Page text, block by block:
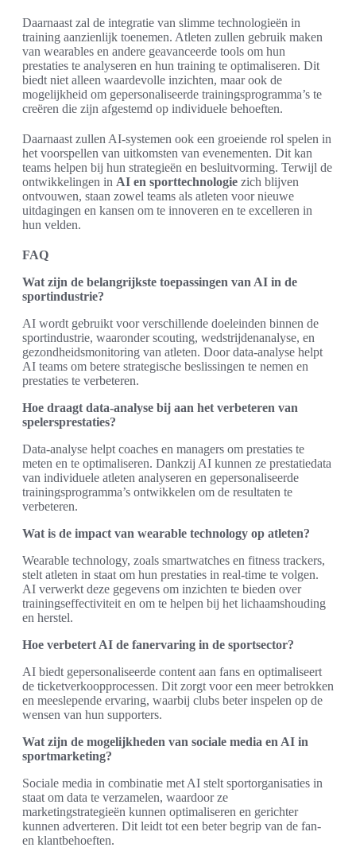
Daarnaast zal de integratie van slimme technologieën in
training aanzienlijk toenemen. Atleten zullen gebruik maken
van wearables en andere geavanceerde tools om hun
prestaties te analyseren en hun training te optimaliseren. Dit
biedt niet alleen waardevolle inzichten, maar ook de
mogelijkheid om gepersonaliseerde trainingsprogramma’s te
creëren die zijn afgestemd op individuele behoeften.
Daarnaast zullen AI-systemen ook een groeiende rol spelen in
het voorspellen van uitkomsten van evenementen. Dit kan
teams helpen bij hun strategieën en besluitvorming. Terwijl de
ontwikkelingen in AI en sporttechnologie zich blijven
ontvouwen, staan zowel teams als atleten voor nieuwe
uitdagingen en kansen om te innoveren en te excelleren in
hun velden.
FAQ
Wat zijn de belangrijkste toepassingen van AI in de
sportindustrie?
AI wordt gebruikt voor verschillende doeleinden binnen de
sportindustrie, waaronder scouting, wedstrijdenanalyse, en
gezondheidsmonitoring van atleten. Door data-analyse helpt
AI teams om betere strategische beslissingen te nemen en
prestaties te verbeteren.
Hoe draagt data-analyse bij aan het verbeteren van
spelersprestaties?
Data-analyse helpt coaches en managers om prestaties te
meten en te optimaliseren. Dankzij AI kunnen ze prestatiedata
van individuele atleten analyseren en gepersonaliseerde
trainingsprogramma’s ontwikkelen om de resultaten te
verbeteren.
Wat is de impact van wearable technology op atleten?
Wearable technology, zoals smartwatches en fitness trackers,
stelt atleten in staat om hun prestaties in real-time te volgen.
AI verwerkt deze gegevens om inzichten te bieden over
trainingseffectiviteit en om te helpen bij het lichaamshouding
en herstel.
Hoe verbetert AI de fanervaring in de sportsector?
AI biedt gepersonaliseerde content aan fans en optimaliseert
de ticketverkoopprocessen. Dit zorgt voor een meer betrokken
en meeslepende ervaring, waarbij clubs beter inspelen op de
wensen van hun supporters.
Wat zijn de mogelijkheden van sociale media en AI in
sportmarketing?
Sociale media in combinatie met AI stelt sportorganisaties in
staat om data te verzamelen, waardoor ze
marketingstrategieën kunnen optimaliseren en gerichter
kunnen adverteren. Dit leidt tot een beter begrip van de fan-
en klantbehoeften.